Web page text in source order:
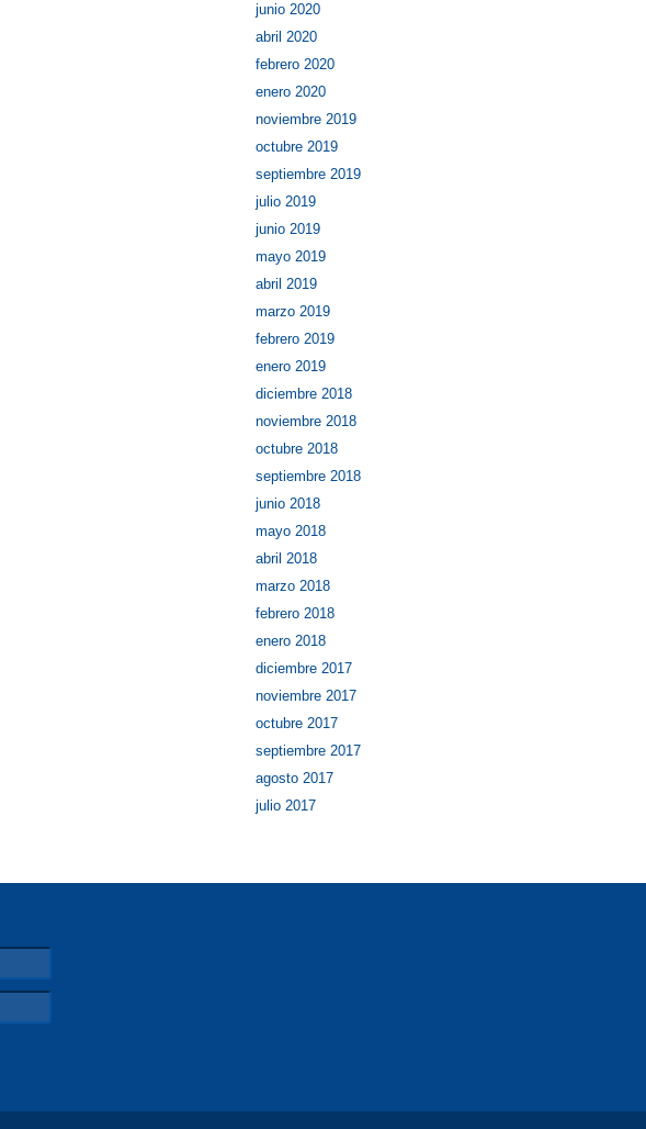
junio 2020
abril 2020
febrero 2020
enero 2020
noviembre 2019
octubre 2019
septiembre 2019
julio 2019
junio 2019
mayo 2019
abril 2019
marzo 2019
febrero 2019
enero 2019
diciembre 2018
noviembre 2018
octubre 2018
septiembre 2018
junio 2018
mayo 2018
abril 2018
marzo 2018
febrero 2018
enero 2018
diciembre 2017
noviembre 2017
octubre 2017
septiembre 2017
agosto 2017
julio 2017